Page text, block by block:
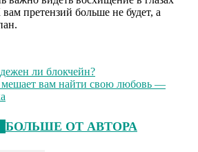
претензий больше не будет, а
ли блокчейн?
вам найти свою любовь —
БОЛЬШЕ ОТ АВТОРА